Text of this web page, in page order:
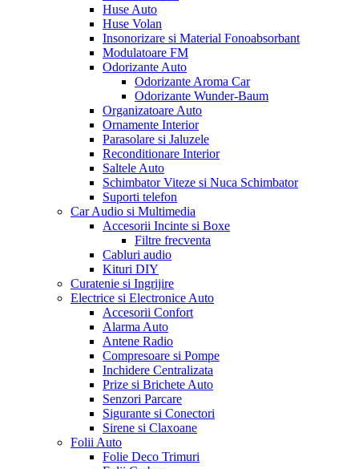
Huse Auto
Huse Volan
Insonorizare si Material Fonoabsorbant
Modulatoare FM
Odorizante Auto
Odorizante Aroma Car
Odorizante Wunder-Baum
Organizatoare Auto
Ornamente Interior
Parasolare si Jaluzele
Reconditionare Interior
Saltele Auto
Schimbator Viteze si Nuca Schimbator
Suporti telefon
Car Audio si Multimedia
Accesorii Incinte si Boxe
Filtre frecventa
Cabluri audio
Kituri DIY
Curatenie si Ingrijire
Electrice si Electronice Auto
Accesorii Confort
Alarma Auto
Antene Radio
Compresoare si Pompe
Inchidere Centralizata
Prize si Brichete Auto
Senzori Parcare
Sigurante si Conectori
Sirene si Claxoane
Folii Auto
Folie Deco Trimuri